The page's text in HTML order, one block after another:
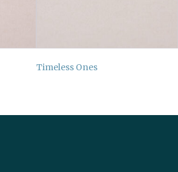
Timeless Ones